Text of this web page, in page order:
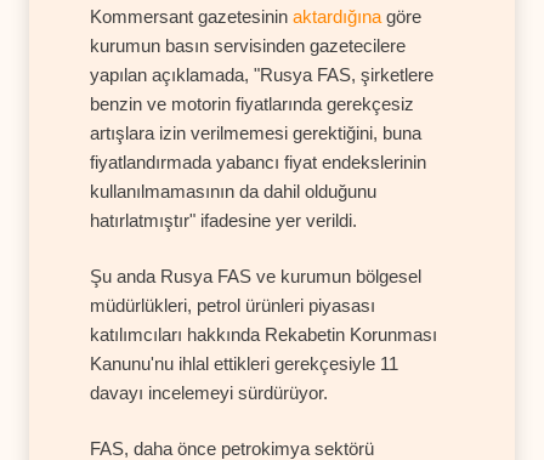
Kommersant gazetesinin aktardığına göre
kurumun basın servisinden gazetecilere
yapılan açıklamada, "Rusya FAS, şirketlere
benzin ve motorin fiyatlarında gerekçesiz
artışlara izin verilmemesi gerektiğini, buna
fiyatlandırmada yabancı fiyat endekslerinin
kullanılmamasının da dahil olduğunu
hatırlatmıştır" ifadesine yer verildi.
Şu anda Rusya FAS ve kurumun bölgesel
müdürlükleri, petrol ürünleri piyasası
katılımcıları hakkında Rekabetin Korunması
Kanunu'nu ihlal ettikleri gerekçesiyle 11
davayı incelemeyi sürdürüyor.
FAS, daha önce petrokimya sektörü